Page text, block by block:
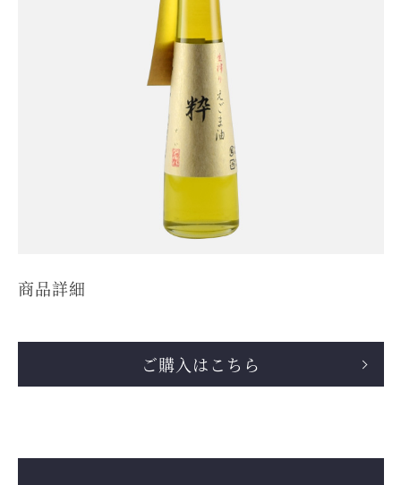
商品詳細
ご購入はこちら